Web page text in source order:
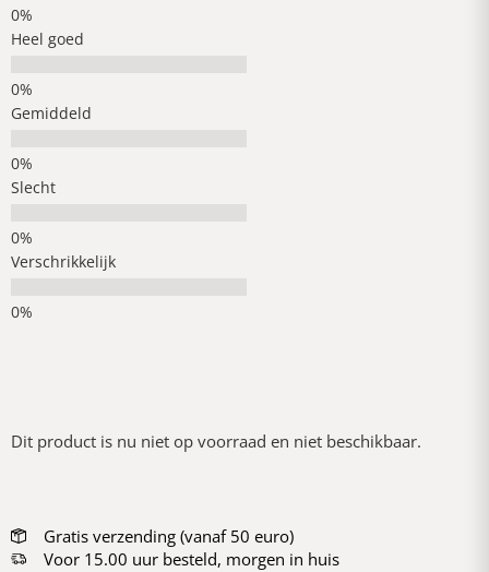
Heel goed
Gemiddeld
Slecht
Verschrikkelijk
Dit product is nu niet op voorraad en niet beschikbaar.
Gratis verzending (vanaf 50 euro)
Voor 15.00 uur besteld, morgen in huis